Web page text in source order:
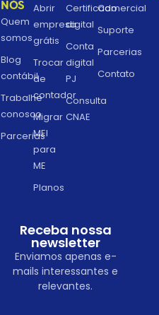
NÓS
Quem
somos
Blog
contábil
Trabalhe
conosco
Parcerias
Abrir
empresa
grátis
Trocar
de
contador
Migrar
MEI
para
ME
Planos
Certificado
digital
Conta
digital
PJ
Consulta
CNAE
Comercial
Suporte
Parcerias
Contato
Receba nossa
newsletter
Enviamos apenas e-
mails interessantes e
relevantes.